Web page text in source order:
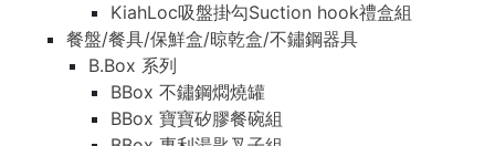
KiahLoc吸盤掛勾Suction hook禮盒組
餐盤/餐具/保鮮盒/晾乾盒/不鏽鋼器具
B.Box 系列
BBox 不鏽鋼燜燒罐
BBox 寶寶矽膠餐碗組